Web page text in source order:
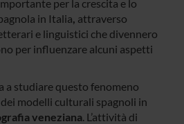
per la crescita e lo
in Italia, attraverso
e linguistici che divennero
per influenzare alcuni aspetti
a studiare questo fenomeno
modelli culturali spagnoli in
veneziana. L’attività di